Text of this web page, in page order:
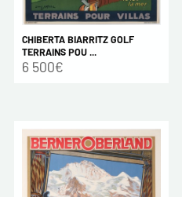
CHIBERTA BIARRITZ GOLF
TERRAINS POU ...
6 500€